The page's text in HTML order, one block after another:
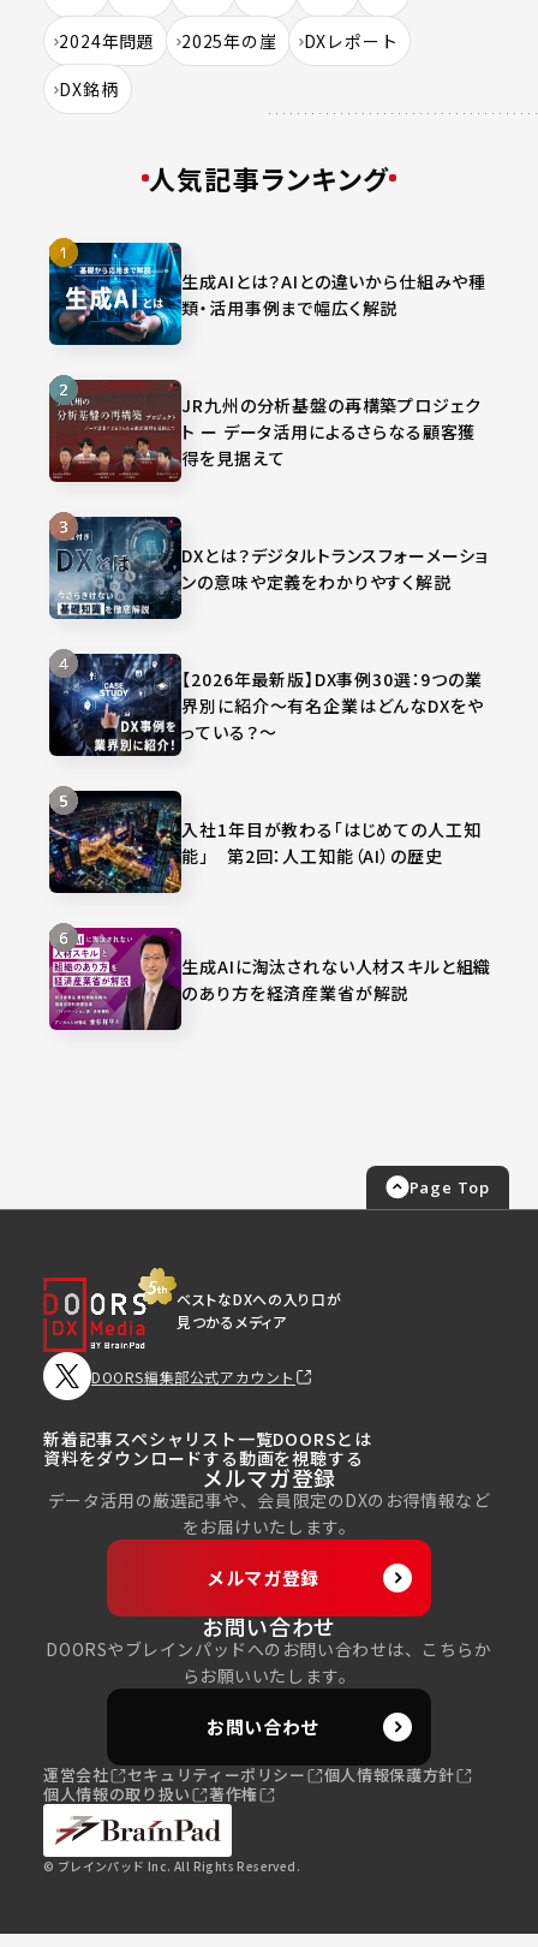
2024年問題
2025年の崖
DXレポート
DX銘柄
人気記事ランキング
生成AIとは？AIとの違いから仕組みや種
類・活用事例まで幅広く解説
JR九州の分析基盤の再構築プロジェク
ト ー データ活用によるさらなる顧客獲
得を見据えて
DXとは？デジタルトランスフォーメーショ
ンの意味や定義をわかりやすく解説
【2026年最新版】DX事例30選：9つの業
界別に紹介～有名企業はどんなDXをや
っている？～
入社1年目が教わる「はじめての人工知
能」 第2回：人工知能（AI）の歴史
生成AIに淘汰されない人材スキルと組織
のあり方を経済産業省が解説
Page Top
ベストなDXへの入り口が
見つかるメディア
DOORS編集部公式アカウント
新着記事スペシャリスト一覧DOORSとは
資料をダウンロードする動画を視聴する
メルマガ登録
データ活用の厳選記事や、会員限定のDXのお得情報など
をお届けいたします。
メルマガ登録
お問い合わせ
DOORSやブレインパッドへのお問い合わせは、こちらか
らお願いいたします。
お問い合わせ
運営会社 セキュリティーポリシー
個人情報保護方針
個人情報の取り扱い
著作権
© ブレインパッド Inc. All Rights Reserved.